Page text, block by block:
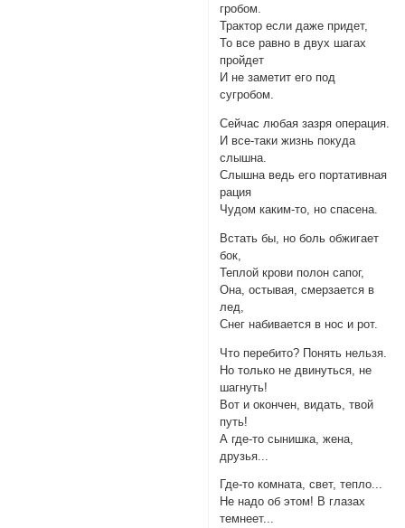
гробом.
Трактор если даже придет,
То все равно в двух шагах
пройдет
И не заметит его под
сугробом.
Сейчас любая зазря операция.
И все-таки жизнь покуда
слышна.
Слышна ведь его портативная
рация
Чудом каким-то, но спасена.
Встать бы, но боль обжигает
бок,
Теплой крови полон сапог,
Она, остывая, смерзается в
лед,
Снег набивается в нос и рот.
Что перебито? Понять нельзя.
Но только не двинуться, не
шагнуть!
Вот и окончен, видать, твой
путь!
А где-то сынишка, жена,
друзья...
Где-то комната, свет, тепло...
Не надо об этом! В глазах
темнеет...